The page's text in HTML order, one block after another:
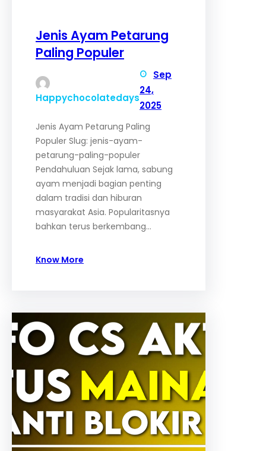
Jenis Ayam Petarung
Paling Populer
Happychocolatedays
Sep
24,
2025
Jenis Ayam Petarung Paling
Populer Slug: jenis-ayam-
petarung-paling-populer
Pendahuluan Sejak lama, sabung
ayam menjadi bagian penting
dalam tradisi dan hiburan
masyarakat Asia. Popularitasnya
bahkan terus berkembang…
Know More